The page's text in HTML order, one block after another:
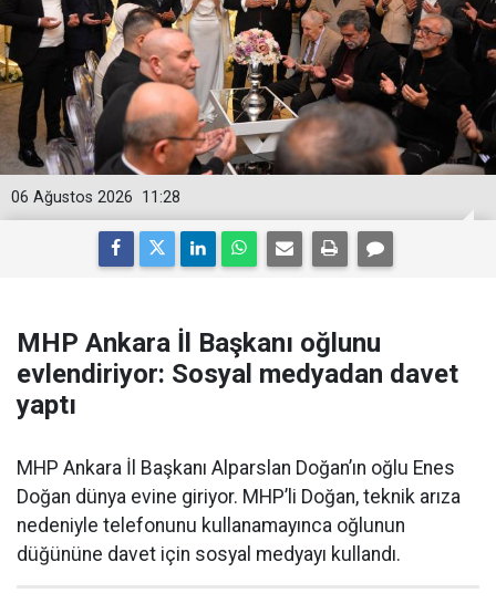
11:28
06 Ağustos 2026
MHP Ankara İl Başkanı oğlunu
evlendiriyor: Sosyal medyadan davet
yaptı
MHP Ankara İl Başkanı Alparslan Doğan’ın oğlu Enes
Doğan dünya evine giriyor. MHP’li Doğan, teknik arıza
nedeniyle telefonunu kullanamayınca oğlunun
düğününe davet için sosyal medyayı kullandı.